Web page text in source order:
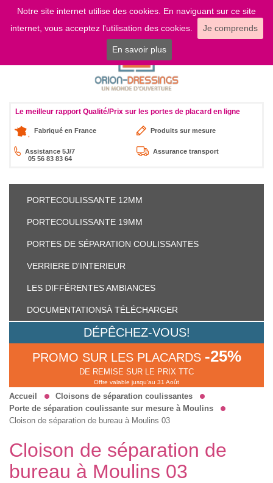
Notre site internet utilise des cookies. En naviguant sur ce site
internet, vous acceptez l'utilisation des cookies.
Je comprends
En savoir plus
LOGIN
Le meilleur rapport Qualité/Prix sur les portes de placard en ligne
Fabriqué en France Produits sur mesure
Assistance 5J/7
05 56 83 83 64
Assurance transport
PORTECOULISSANTE 12MM
PORTECOULISSANTE 19MM
PORTES DE SÉPARATION COULISSANTES
VERRIERE D'INTERIEUR
LES DIFFÉRENTESAMBIANCES
DOCUMENTATIONSÀ TÉLÉCHARGER
DÉPÊCHEZ-VOUS!
PROMO SUR LES PLACARDS -25%
DE REMISE SUR LE PRIX TTC
Offre valable jusqu'au 31 Août
Accueil
Cloisons de séparation coulissantes
Porte de séparation coulissante sur mesure à Moulins
Cloison de séparation de bureau à Moulins 03
Cloison de séparation de
bureau à Moulins 03